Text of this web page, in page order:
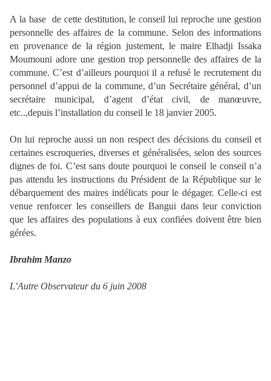
A la base de cette destitution, le conseil lui reproche une gestion
personnelle des affaires de la commune. Selon des informations
en provenance de la région justement, le maire Elhadji Issaka
Moumouni adore une gestion trop personnelle des affaires de la
commune. C’est d’ailleurs pourquoi il a refusé le recrutement du
personnel d’appui de la commune, d’un Secrétaire général, d’un
secrétaire municipal, d’agent d’état civil, de manœuvre,
etc..,depuis l’installation du conseil le 18 janvier 2005.
On lui reproche aussi un non respect des décisions du conseil et
certaines escroqueries, diverses et généralisées, selon des sources
dignes de foi. C’est sans doute pourquoi le conseil le conseil n’a
pas attendu les instructions du Président de la République sur le
débarquement des maires indélicats pour le dégager. Celle-ci est
venue renforcer les conseillers de Bangui dans leur conviction
que les affaires des populations à eux confiées doivent être bien
gérées.
Ibrahim Manzo
L’Autre Observateur du 6 juin 2008